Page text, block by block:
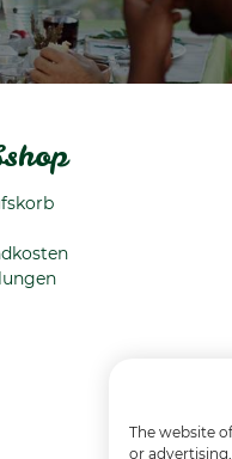
The website
or